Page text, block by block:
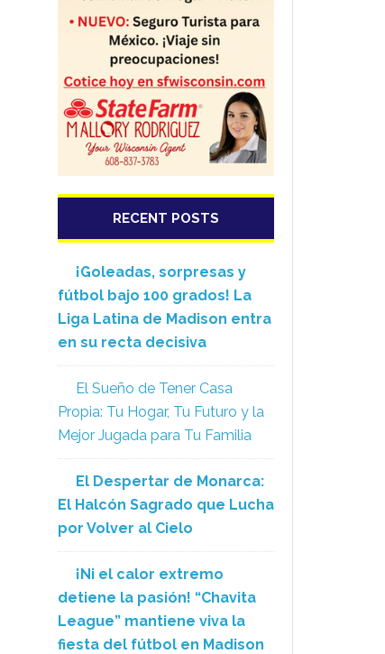
RECENT POSTS
¡Goleadas, sorpresas y
fútbol bajo 100 grados! La
Liga Latina de Madison entra
en su recta decisiva
El Sueño de Tener Casa
Propia: Tu Hogar, Tu Futuro y la
Mejor Jugada para Tu Familia
El Despertar de Monarca:
El Halcón Sagrado que Lucha
por Volver al Cielo
¡Ni el calor extremo
detiene la pasión! “Chavita
League” mantiene viva la
fiesta del fútbol en Madison